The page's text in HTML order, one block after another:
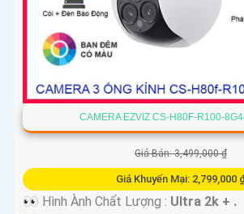
CAMERA EZVIZ CS-H80F-R100-
Giá Bán: 3,499,000 ₫
Giá Khuyến Mại: 2,799,000
👀 Hình Ành Chất Lượng : Ultra 2k + .